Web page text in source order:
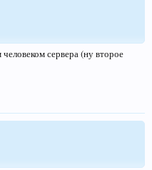
сервера (ну второе